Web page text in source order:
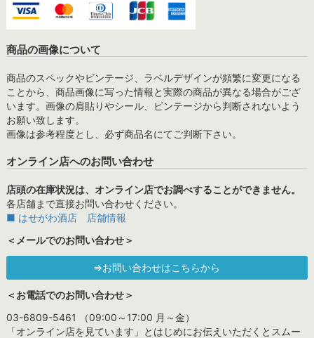
商品の画像について
商品のスペックやビンテージ、ラベルデザインが頻繁に変更になる
ことから、商品画像に写った情報と実際の商品が異なる場合がござ
います。画像の肩貼りやシール、ビンテージから判断されないよう
お願い致します。
画像は参考程度とし、必ず商品名にてご判断下さい。
オンライン店へのお問い合わせ
店頭の在庫状況は、オンライン店でお調べすることができません。
各店舗まで直接お問い合わせください。
■ はせがわ酒店 店舗情報
＜メールでのお問い合わせ＞
⇒お問い合わせはこちらから
＜お電話でのお問い合わせ＞
03-6809-5461 （09:00～17:00 月～金）
「オンライン店を見ています」とはじめにお伝えいただくとスムー